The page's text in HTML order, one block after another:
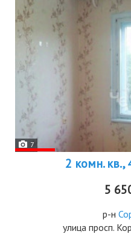
7
2 комн. кв.,
5
р-н
улица просп.